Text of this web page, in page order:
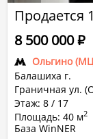
Продается
Ольгино
Балашиха г.
Граничная ул.
Этаж: 8 / 17
Площадь: 40 м2
8 500 000Р
База WinNER